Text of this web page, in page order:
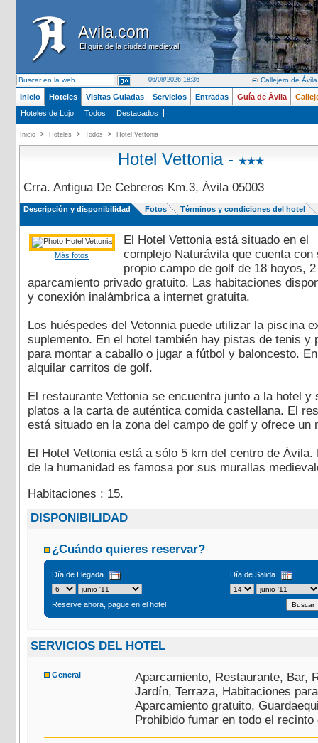
Avila.com
El guía de la ciudad medieval
Avila.com
El guía de la ciudad medieval
06/08/2026 18:36 Callejero de Ávila
Inicio Hoteles Visitas Guiadas Servicios Entradas Guía de Ávila
Hoteles de Lujo
Todos Destacados
Inicio > Hoteles > Todos > Hotel Vettonia
Hotel Vettonia -
Crra. Antigua De Cebreros Km.3, Ávila 05003
Descripción y disponibilidad Fotos Términos y condiciones del hotel
Más fotos
El Hotel Vettonia está situado en el
complejo Naturávila que cuenta con
propio campo de golf de 18 hoyos,
aparcamiento privado gratuito. Las habitaciones
y conexión inalámbrica a internet gratuita.
Los huéspedes del Vetonnia puede utilizar la piscina
suplemento. En el hotel también hay pistas de tenis y
para montar a caballo o jugar a fútbol y baloncesto.
alquilar carritos de golf.
El restaurante Vettonia se encuentra junto a la hotel
platos a la carta de auténtica comida castellana. El
está situado en la zona del campo de golf y ofrece un
El Hotel Vettonia está a sólo 5 km del centro de
de la humanidad es famosa por sus murallas
Habitaciones : 15.
DISPONIBILIDAD
¿Cuándo quieres reservar?
Día de Llegada Día de Salida
Reserve ahora, pague en el hotel
SERVICIOS DEL HOTEL
General
Aparcamiento, Restaurante, Bar,
Jardín, Terraza, Habitaciones
Aparcamiento gratuito,
Prohibido fumar en todo el recinto